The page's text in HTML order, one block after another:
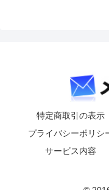
特定商取引の表示
プライバシーポリシ
サービス内容